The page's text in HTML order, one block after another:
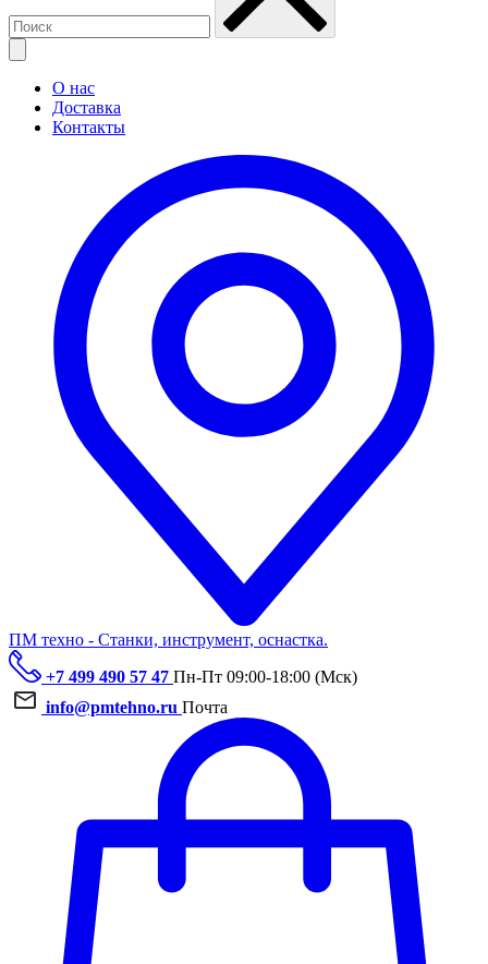
О нас
Доставка
Контакты
ПМ техно - Станки, инструмент, оснастка.
+7 499 490 57 47 Пн-Пт 09:00-18:00 (Мск)
info@pmtehno.ru Почта